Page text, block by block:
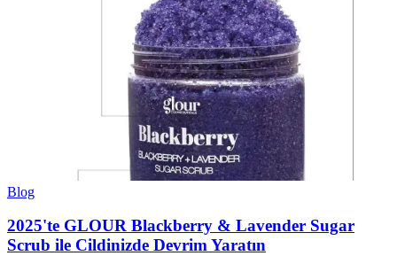
Blog
2025'te GLOUR Blackberry & Lavender Sugar
Scrub ile Cildinizde Devrim Yaratın